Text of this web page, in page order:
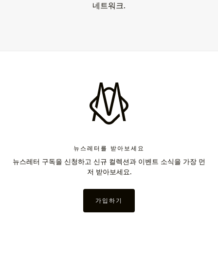
네트워크.
뉴스레터를 받아보세요
뉴스레터 구독을 신청하고 신규 컬렉션과 이벤트 소식을 가장 먼
저 받아보세요.
가입하기